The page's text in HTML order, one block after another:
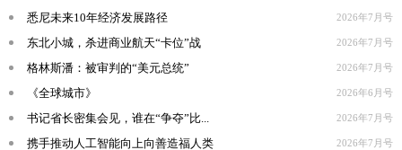
悉尼未来10年经济发展路径 2026年7月号
东北小城，杀进商业航天“卡位”战 2026年7月号
格林斯潘：被审判的“美元总统” 2026年7月号
《全球城市》 2026年6月号
书记省长密集会见，谁在“争夺”比... 2026年7月号
携手推动人工智能向上向善造福人类 2026年7月号